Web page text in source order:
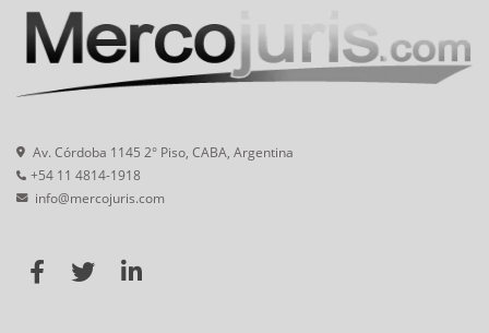
Av. Córdoba 1145 2° Piso, CABA, Argentina
+54 11 4814-1918
info@mercojuris.com